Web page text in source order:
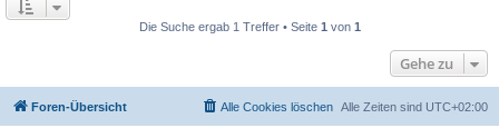
Die Suche ergab 1 Treffer • Seite 1 von 1
Gehe zu
Foren-Übersicht Alle Zeiten sind UTC+02:00
Alle Cookies löschen